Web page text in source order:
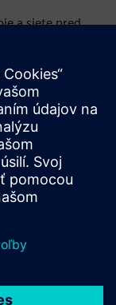
a siete pred
— a
a riešenia
takejto